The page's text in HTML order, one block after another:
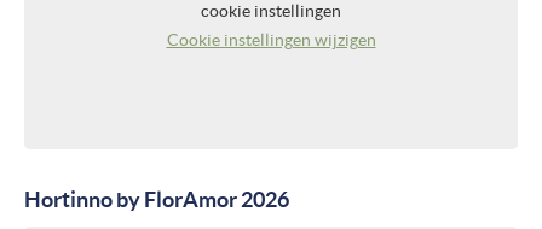
cookie instellingen
Cookie instellingen wijzigen
Hortinno by FlorAmor 2026